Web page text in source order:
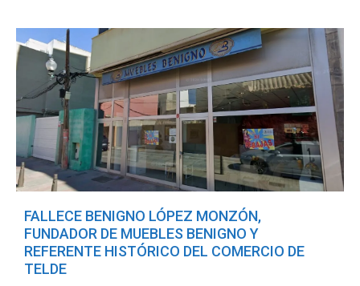
FALLECE BENIGNO LÓPEZ MONZÓN,
FUNDADOR DE MUEBLES BENIGNO Y
REFERENTE HISTÓRICO DEL COMERCIO DE
TELDE